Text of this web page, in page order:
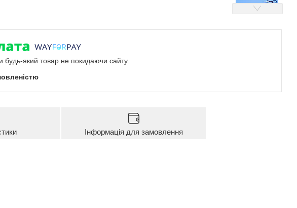
будь-який товар не покидаючи сайту.
Інформація для замовлення